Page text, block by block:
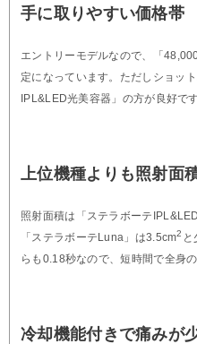
手に取りやすい価格帯
エントリーモデルなので、「
定になっています。ただしショッ
IPL&LED光美容器」の方が良好です
上位機種よりも照射面
照射面積は「ステラボーテ
「ステラボーテLuna」は3.5cm2
らも0.18秒なので、短時間で全身
冷却機能付きで痛みが